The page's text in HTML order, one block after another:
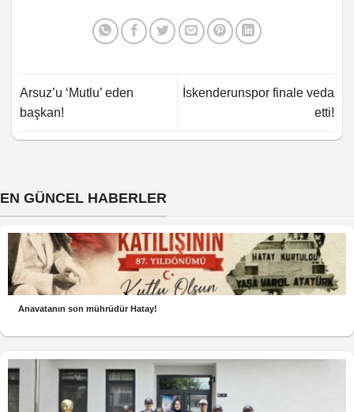
Arsuz’u ‘Mutlu’ eden
başkan!
İskenderunspor finale veda
etti!
EN GÜNCEL HABERLER
Anavatanın son mührüdür Hatay!